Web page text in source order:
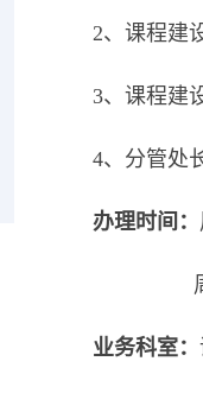
2、课程建
3、课程建
4、分管处
办理时间：
周
业务科室：